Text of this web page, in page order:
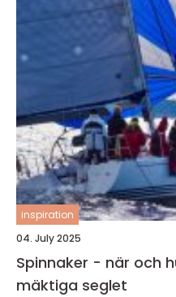
inspiration
04. July 2025
Spinnaker - när och
mäktiga seglet